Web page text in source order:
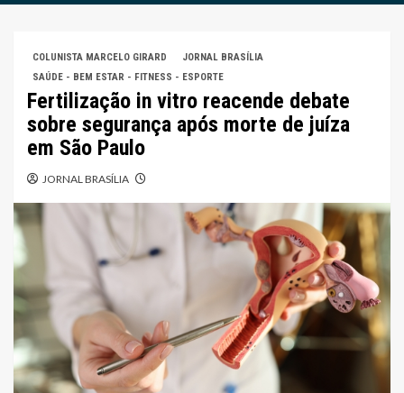
COLUNISTA MARCELO GIRARD
JORNAL BRASÍLIA
SAÚDE - BEM ESTAR - FITNESS - ESPORTE
Fertilização in vitro reacende debate
sobre segurança após morte de juíza
em São Paulo
JORNAL BRASÍLIA